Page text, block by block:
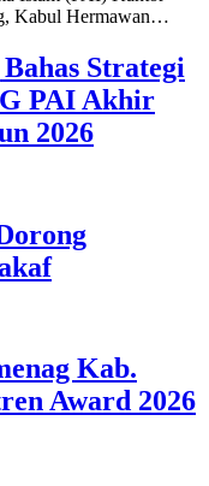
Kabul Hermawan…
Strategi
PAI Akhir
2026
Kab.
Award 2026